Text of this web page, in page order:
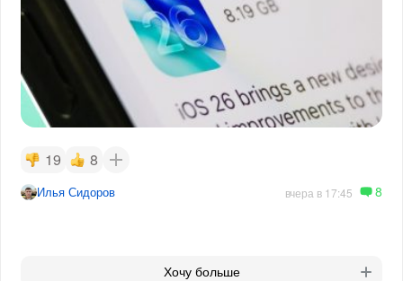
19 8
Илья Сидоров вчера в 17:45 8
Хочу больше